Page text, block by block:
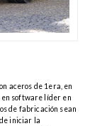
aceros de 1era, en
software líder en
de fabricación sean
iniciar la